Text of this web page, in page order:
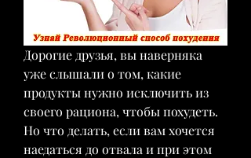
Дорогие друзья, вы наверняка
уже слышали о том, какие
продукты нужно исключить из
своего рациона, чтобы похудеть.
Но что делать, если вам хочется
наедаться до отвала и при этом